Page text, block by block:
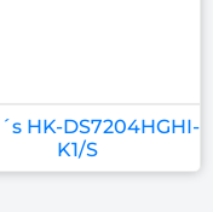
HK-DS7204HGHI-
K1/S